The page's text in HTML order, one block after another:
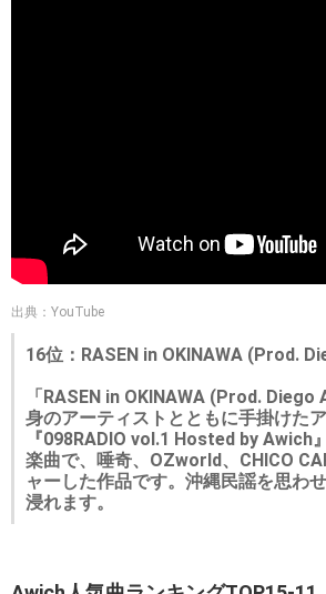
出典：YouTube
16位：RASEN in OKINAWA (Prod.
「RASEN in OKINAWA (Prod. Diego
身のアーティストとともに手掛けた
『098RADIO vol.1 Hosted by Awich
楽曲で、唾奇、OZworld、CHICO
ャーした作品です。沖縄民謡を思わ
浸れます。